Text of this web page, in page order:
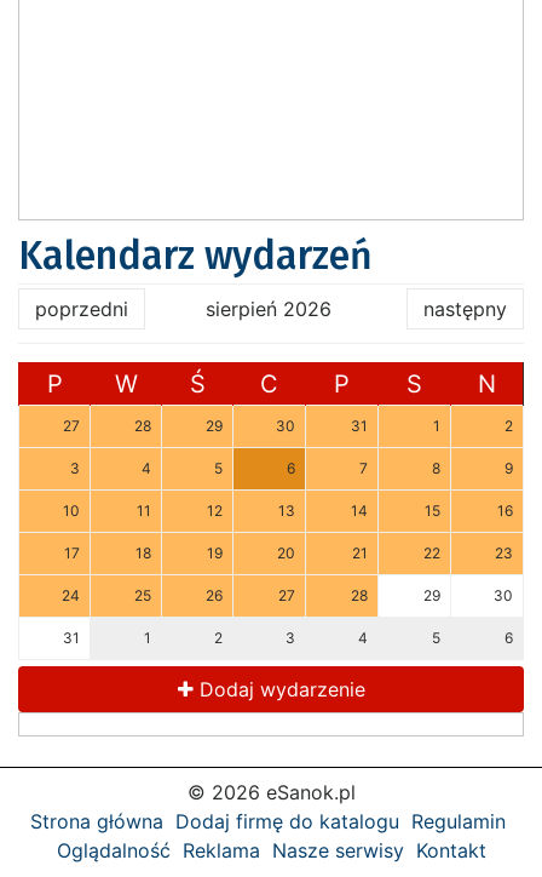
Kalendarz wydarzeń
poprzedni sierpień 2026 następny
P W Ś C P S N
27 28 29 30 31 1 2
3 4 5 6 7 8 9
10 11 12 13 14 15 16
17 18 19 20 21 22 23
24 25 26 27 28 29 30
31 1 2 3 4 5 6
Dodaj wydarzenie
© 2026 eSanok.pl
Strona główna Dodaj firmę do katalogu Regulamin
Oglądalność Reklama Nasze serwisy Kontakt